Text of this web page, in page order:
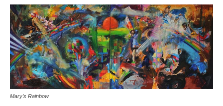
Mary’s Rainbow